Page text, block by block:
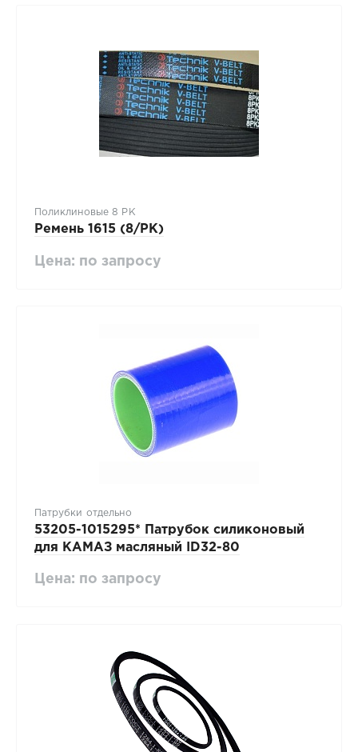
Поликлиновые 8 PK
Ремень 1615 (8/PK)
Цена: по запросу
Патрубки отдельно
53205-1015295* Патрубок силиконовый
для КАМАЗ масляный ID32-80
Цена: по запросу